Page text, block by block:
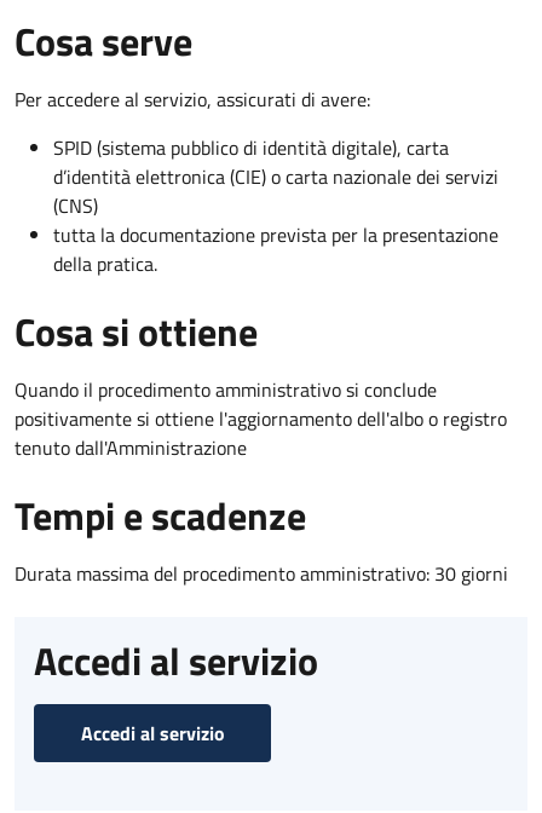
Cosa serve
Per accedere al servizio, assicurati di avere:
SPID (sistema pubblico di identità digitale), carta
d’identità elettronica (CIE) o carta nazionale dei servizi
(CNS)
tutta la documentazione prevista per la presentazione
della pratica.
Cosa si ottiene
Quando il procedimento amministrativo si conclude
positivamente si ottiene l'aggiornamento dell'albo o registro
tenuto dall'Amministrazione
Tempi e scadenze
Durata massima del procedimento amministrativo: 30 giorni
Accedi al servizio
Accedi al servizio